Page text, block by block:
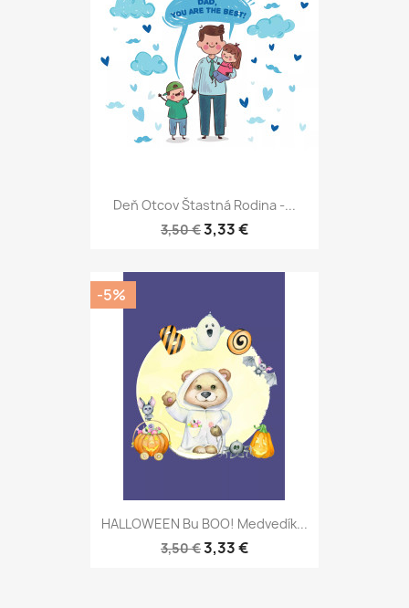
Deň Otcov Štastná Rodina -...
3,50 €3,33 €
HALLOWEEN Bu BOO! Medvedík...
3,50 €3,33 €
-5%